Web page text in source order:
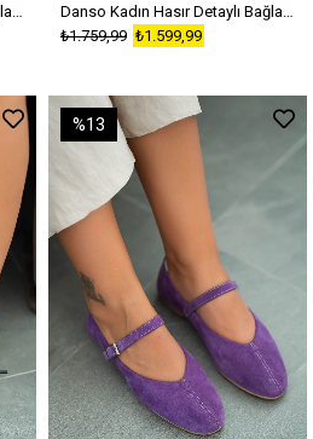
Danso Kadın Hasır Detaylı Bağlamalı Babet Kahverengi
Danso Kadın Hasır Detaylı Bağlamalı Babet Bej
₺1.599,99
₺1.759,99
%13